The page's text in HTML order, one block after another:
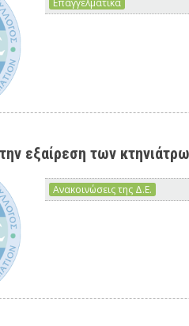
εξαίρεση των
Ανακοινώσεις της Δ.Ε.